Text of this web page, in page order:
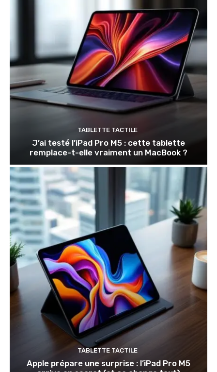
TABLETTE TACTILE
J’ai testé l’iPad Pro M5 : cette tablette
remplace-t-elle vraiment un MacBook ?
TABLETTE TACTILE
Apple prépare une surprise : l’iPad Pro M5